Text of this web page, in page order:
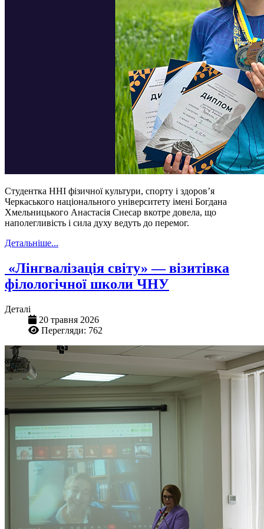
Студентка ННІ фізичної культури, спорту і здоров’я
Черкаського національного університету імені Богдана
Хмельницького Анастасія Снесар вкотре довела, що
наполегливість і сила духу ведуть до перемог.
Детальніше...
«Лінгвалізація світу» — візитівка
філологічної школи ЧНУ
Деталі
20 травня 2026
Перегляди: 762